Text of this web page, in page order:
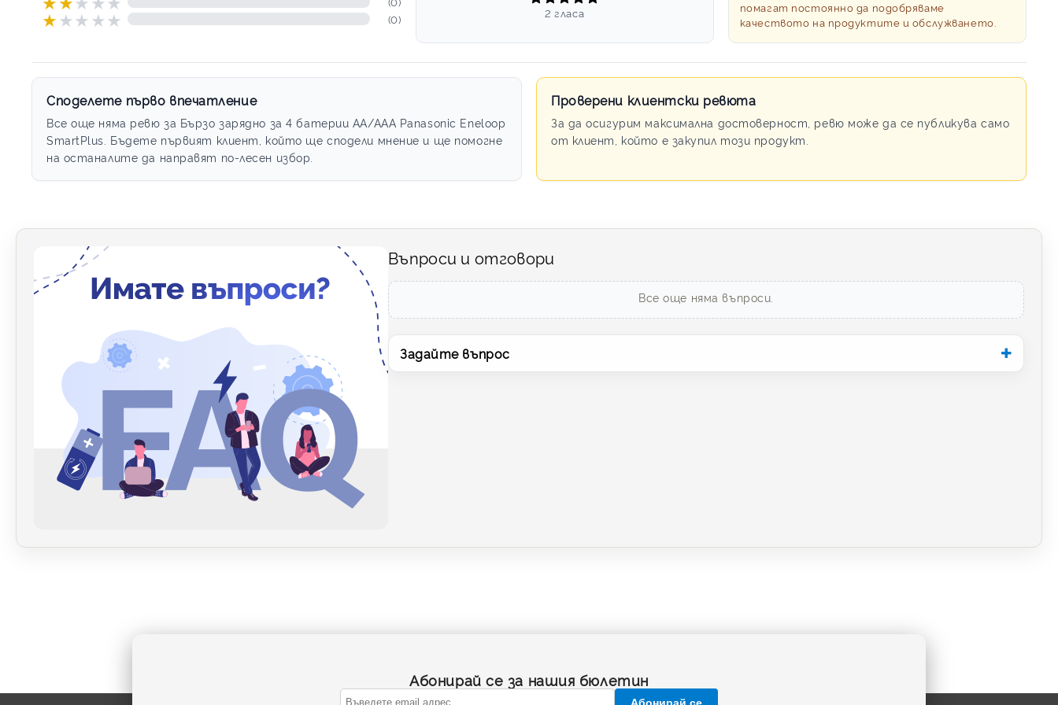
★★★★★ (0) 2 гласа
помагат постоянно да подобряваме
качеството на продуктите и обслужването.
Споделете първо впечатление
Все още няма ревю за Бързо зарядно за 4 батерии АА/ААА Panasonic Eneloop
SmartPlus. Бъдете първият клиент, който ще сподели мнение и ще помогне
на останалите да направят по-лесен избор.
Проверени клиентски ревюта
За да осигурим максимална достоверност, ревю може да се публикува само
от клиент, който е закупил този продукт.
Въпроси и отговори
Все още няма въпроси.
Задайте въпрос
Абонирай се за нашия бюлетин
Абонирай се